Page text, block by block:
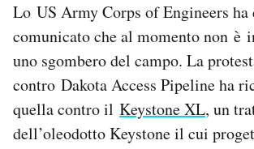
Lo US Army Corps of Engineers ha
comunicato che al momento non è
uno sgombero del campo. La
contro Dakota Access Pipeline ha
quella contro il Keystone XL, un
dell’oleodotto Keystone il cui